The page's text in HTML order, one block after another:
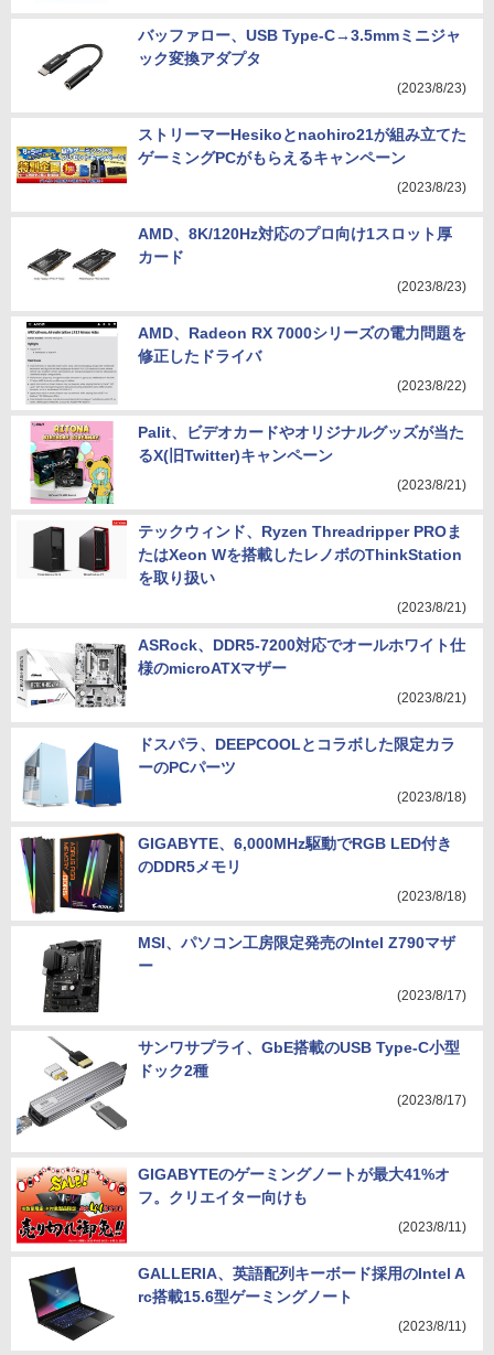
バッファロー、USB Type-C→3.5mmミニジャ
ック変換アダプタ
(2023/8/23)
ストリーマーHesikoとnaohiro21が組み立てた
ゲーミングPCがもらえるキャンペーン
(2023/8/23)
AMD、8K/120Hz対応のプロ向け1スロット厚
カード
(2023/8/23)
AMD、Radeon RX 7000シリーズの電力問題を
修正したドライバ
(2023/8/22)
Palit、ビデオカードやオリジナルグッズが当た
るX(旧Twitter)キャンペーン
(2023/8/21)
テックウィンド、Ryzen Threadripper PROま
たはXeon Wを搭載したレノボのThinkStation
を取り扱い
(2023/8/21)
ASRock、DDR5-7200対応でオールホワイト仕
様のmicroATXマザー
(2023/8/21)
ドスパラ、DEEPCOOLとコラボした限定カラ
ーのPCパーツ
(2023/8/18)
GIGABYTE、6,000MHz駆動でRGB LED付き
のDDR5メモリ
(2023/8/18)
MSI、パソコン工房限定発売のIntel Z790マザ
ー
(2023/8/17)
サンワサプライ、GbE搭載のUSB Type-C小型
ドック2種
(2023/8/17)
GIGABYTEのゲーミングノートが最大41%オ
フ。クリエイター向けも
(2023/8/11)
GALLERIA、英語配列キーボード採用のIntel A
rc搭載15.6型ゲーミングノート
(2023/8/11)